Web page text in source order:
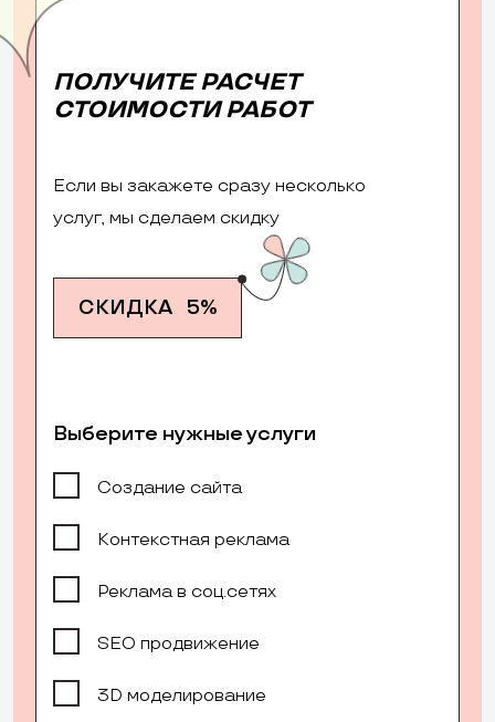
ПОЛУЧИТЕ РАСЧЕТ
СТОИМОСТИ РАБОТ
Если вы закажете сразу несколько
услуг, мы сделаем скидку
СКИДКА 5%
Выберите нужные услуги
Создание сайта
Контекстная реклама
Реклама в соц.сетях
SEO продвижение
3D моделирование